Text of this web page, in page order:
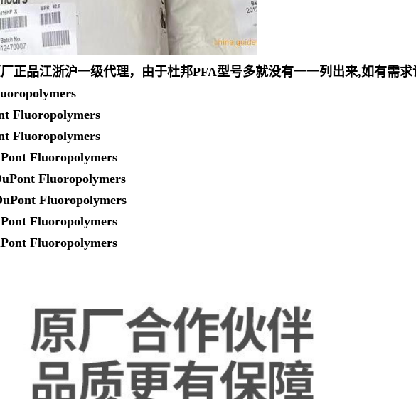
正品江浙沪一级代理，由于杜邦PFA型号多就没有一一列出来,如有需求
Fluoropolymers
Fluoropolymers
Fluoropolymers
Fluoropolymers
Fluoropolymers
Fluoropolymers
Fluoropolymers